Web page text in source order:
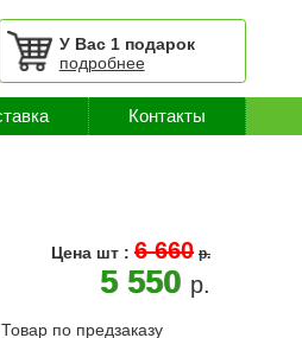
У Вас 1 подарок
подробнее
Контакты
Цена шт: 6 660 p.
5 550 p.
Товар по предзаказу